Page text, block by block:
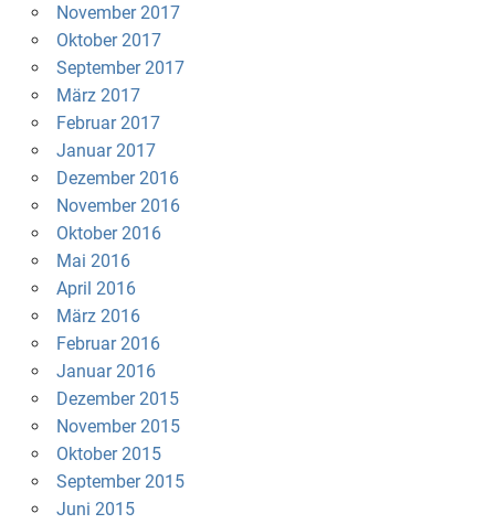
November 2017
Oktober 2017
September 2017
März 2017
Februar 2017
Januar 2017
Dezember 2016
November 2016
Oktober 2016
Mai 2016
April 2016
März 2016
Februar 2016
Januar 2016
Dezember 2015
November 2015
Oktober 2015
September 2015
Juni 2015